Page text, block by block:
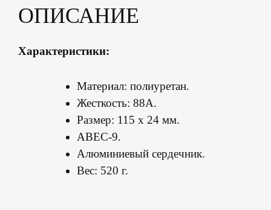
ОПИСАНИЕ
Характеристики:
Материал: полиуретан.
Жесткость: 88А.
Размер: 115 х 24 мм.
ABEC-9.
Алюминиевый сердечник.
Вес: 520 г.